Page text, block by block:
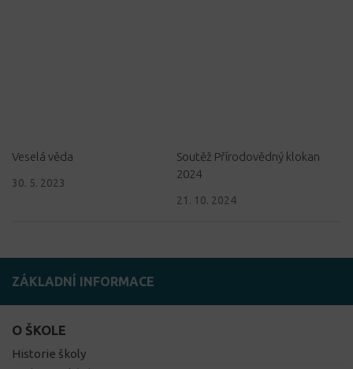
Veselá věda
30. 5. 2023
Soutěž Přírodovědný klokan
2024
21. 10. 2024
ZÁKLADNÍ INFORMACE
O ŠKOLE
Historie školy